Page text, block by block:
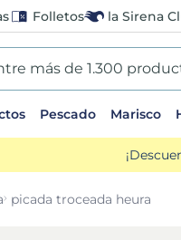
Folletos la Sirena
más de 1.300
Pescado Marisco
picada troceada heura